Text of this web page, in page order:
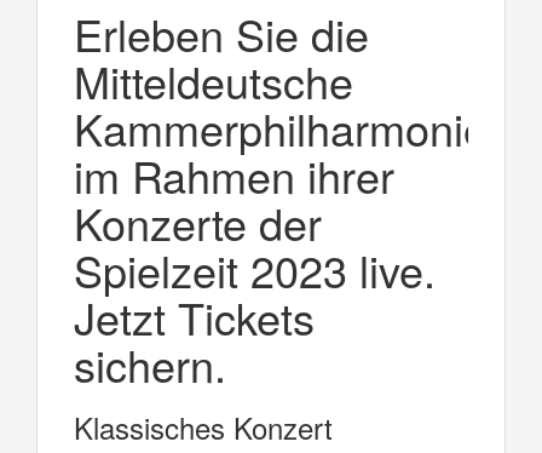
Erleben Sie die
Mitteldeutsche
Kammerphilharmonie
im Rahmen ihrer
Konzerte der
Spielzeit 2023 live.
Jetzt Tickets
sichern.
Klassisches Konzert